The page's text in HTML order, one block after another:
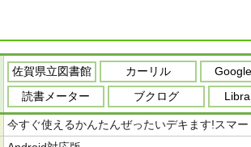
佐賀県立図書館 カーリル
読書メーター
ブクログ
今すぐ使えるかんたんぜったいデキます!スマ